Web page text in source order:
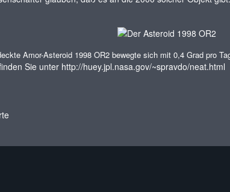
Amor-Asteroid 1998 OR2 bewegte sich mit 0,4 Grad pro
Sie unter http://huey.jpl.nasa.gov/~spravdo/neat.html